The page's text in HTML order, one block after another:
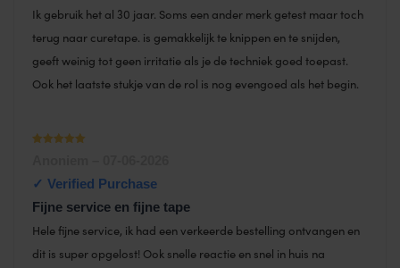
Ik gebruik het al 30 jaar. Soms een ander merk getest maar toch
terug naar curetape. is gemakkelijk te knippen en te snijden,
geeft weinig tot geen irritatie als je de techniek goed toepast.
Ook het laatste stukje van de rol is nog evengoed als het begin.
Fijne service en fijne tape
Hele fijne service, ik had een verkeerde bestelling ontvangen en
dit is super opgelost! Ook snelle reactie en snel in huis na